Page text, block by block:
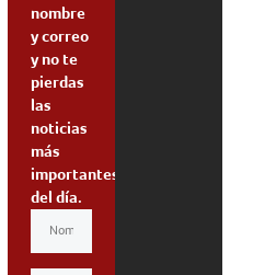
nombre
y correo
y no te
pierdas
las
noticias
más
importantes
del día.